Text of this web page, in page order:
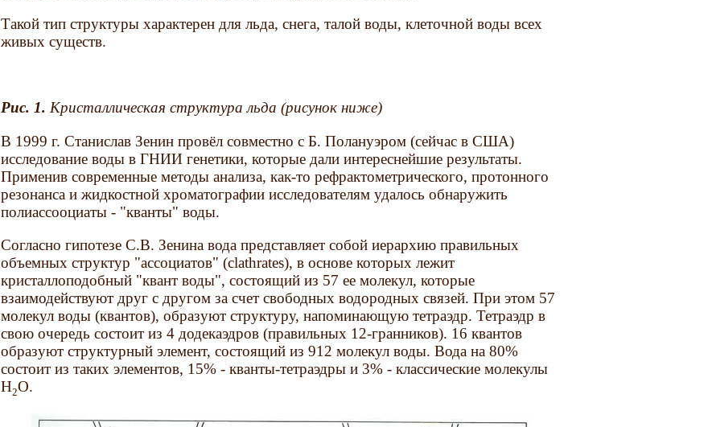
Такой тип структуры характерен для льда, снега, талой воды, клеточной воды всех
живых существ.
Рис. 1. Кристаллическая структура льда (рисунок ниже)
В 1999 г. Станислав Зенин провёл совместно с Б. Полануэром (сейчас в США)
исследование воды в ГНИИ генетики, которые дали интереснейшие результаты.
Применив современные методы анализа, как-то рефрактометрического, протонного
резонанса и жидкостной хроматографии исследователям удалось обнаружить
полиассооциаты - "кванты" воды.
Согласно гипотезе С.В. Зенина вода представляет собой иерархию правильных
объемных структур "ассоциатов" (clathrates), в основе которых лежит
кристаллоподобный "квант воды", состоящий из 57 ее молекул, которые
взаимодействуют друг с другом за счет свободных водородных связей. При этом 57
молекул воды (квантов), образуют структуру, напоминающую тетраэдр. Тетраэдр в
свою очередь состоит из 4 додекаэдров (правильных 12-гранников). 16 квантов
образуют структурный элемент, состоящий из 912 молекул воды. Вода на 80%
состоит из таких элементов, 15% - кванты-тетраэдры и 3% - классические молекулы
Н2О.